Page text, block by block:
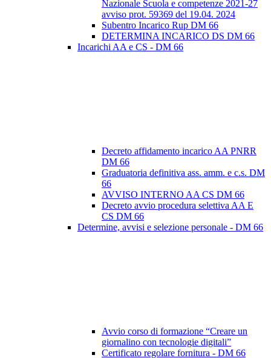
Nazionale Scuola e competenze 2021-27
avviso prot. 59369 del 19.04. 2024
Subentro Incarico Rup DM 66
DETERMINA INCARICO DS DM 66
Incarichi AA e CS - DM 66
Decreto affidamento incarico AA PNRR
DM 66
Graduatoria definitiva ass. amm. e c.s. DM
66
AVVISO INTERNO AA CS DM 66
Decreto avvio procedura selettiva AA E
CS DM 66
Determine, avvisi e selezione personale - DM 66
Avvio corso di formazione “Creare un
giornalino con tecnologie digitali”
Certificato regolare fornitura - DM 66